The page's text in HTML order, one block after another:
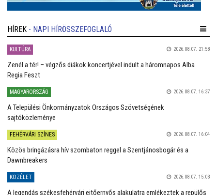
HÍREK - NAPI HÍRÖSSZEFOGLALÓ
KULTÚRA 2026.08.07. 21:58
Zenél a tér! – végzős diákok koncertjével indult a háromnapos Alba
Regia Feszt
MAGYARORSZÁG 2026.08.07. 16:37
A Települési Önkormányzatok Országos Szövetségének
sajtóközleménye
FEHÉRVÁRI SZÍNES 2026.08.07. 16:04
Közös bringázásra hív szombaton reggel a Szentjánosbogár és a
Dawnbreakers
KÖZÉLET 2026.08.07. 15:03
A legendás székesfehérvári ejtőernyős alakulatra emlékeztek a repülős